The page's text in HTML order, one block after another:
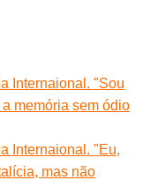
Internaional. "Sou
memória sem ódio
Internaional. "Eu,
mas não